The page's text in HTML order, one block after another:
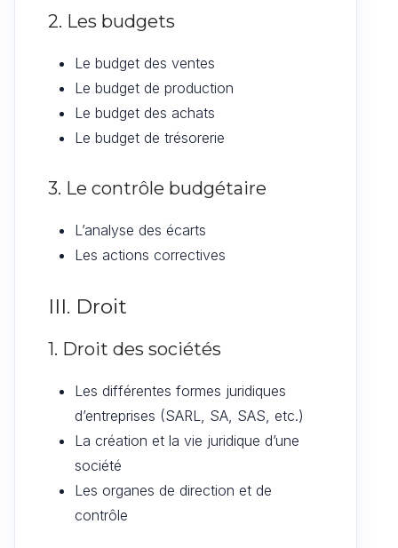
2. Les budgets
Le budget des ventes
Le budget de production
Le budget des achats
Le budget de trésorerie
3. Le contrôle budgétaire
L’analyse des écarts
Les actions correctives
III. Droit
1. Droit des sociétés
Les différentes formes juridiques
d’entreprises (SARL, SA, SAS, etc.)
La création et la vie juridique d’une
société
Les organes de direction et de
contrôle